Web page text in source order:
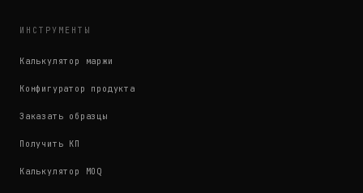
ИНСТРУМЕНТЫ
Калькулятор маржи
Конфигуратор продукта
Заказать образцы
Получить КП
Калькулятор MOQ